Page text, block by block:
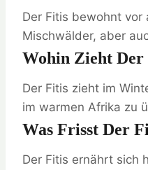
Der Fitis bewohnt vor
Mischwälder, aber
Wohin Zieht
Der Fitis zieht im
im warmen Afrika zu
Was Frisst Der
Der Fitis ernährt sich